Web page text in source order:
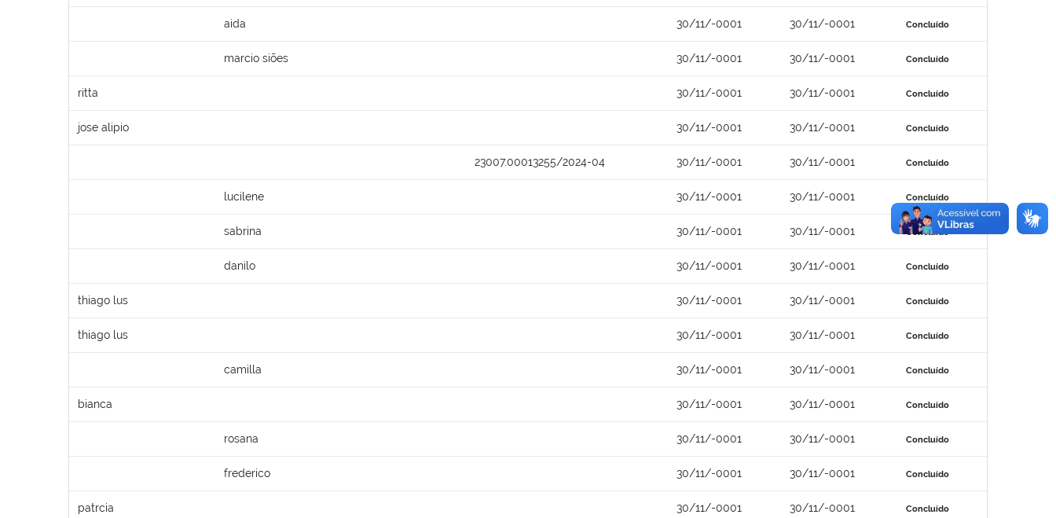
aida 30/11/-0001 30/11/-0001 Concluído
marcio siões 30/11/-0001 30/11/-0001 Concluído
ritta 30/11/-0001 30/11/-0001 Concluído
jose alipio 30/11/-0001 30/11/-0001 Concluído
23007.00013255/2024-04 30/11/-0001 30/11/-0001 Concluído
lucilene 30/11/-0001 30/11/-0001 Concluído
sabrina 30/11/-0001 30/11/-0001 Concluído
danilo 30/11/-0001 30/11/-0001 Concluído
thiago lus 30/11/-0001 30/11/-0001 Concluído
thiago lus 30/11/-0001 30/11/-0001 Concluído
camilla 30/11/-0001 30/11/-0001 Concluído
bianca 30/11/-0001 30/11/-0001 Concluído
rosana 30/11/-0001 30/11/-0001 Concluído
frederico 30/11/-0001 30/11/-0001 Concluído
patrcia 30/11/-0001 30/11/-0001 Concluído